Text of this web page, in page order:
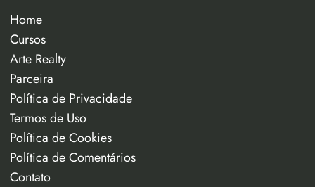
Home
Cursos
Arte Realty
Parceira
Política de Privacidade
Termos de Uso
Política de Cookies
Política de Comentários
Contato